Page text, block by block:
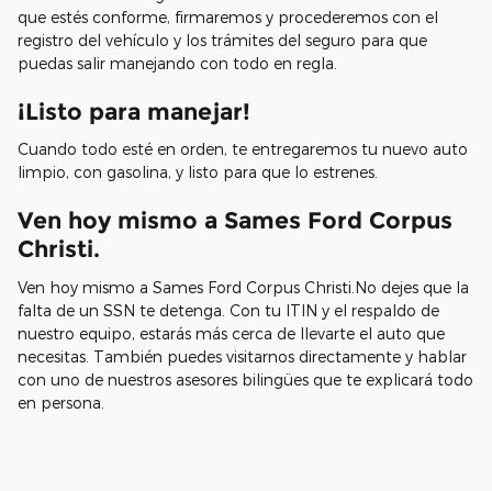
que estés conforme, firmaremos y procederemos con el
registro del vehículo y los trámites del seguro para que
puedas salir manejando con todo en regla.
¡Listo para manejar!
Cuando todo esté en orden, te entregaremos tu nuevo auto
limpio, con gasolina, y listo para que lo estrenes.
Ven hoy mismo a Sames Ford Corpus
Christi.
Ven hoy mismo a Sames Ford Corpus Christi.No dejes que la
falta de un SSN te detenga. Con tu ITIN y el respaldo de
nuestro equipo, estarás más cerca de llevarte el auto que
necesitas. También puedes visitarnos directamente y hablar
con uno de nuestros asesores bilingües que te explicará todo
en persona.